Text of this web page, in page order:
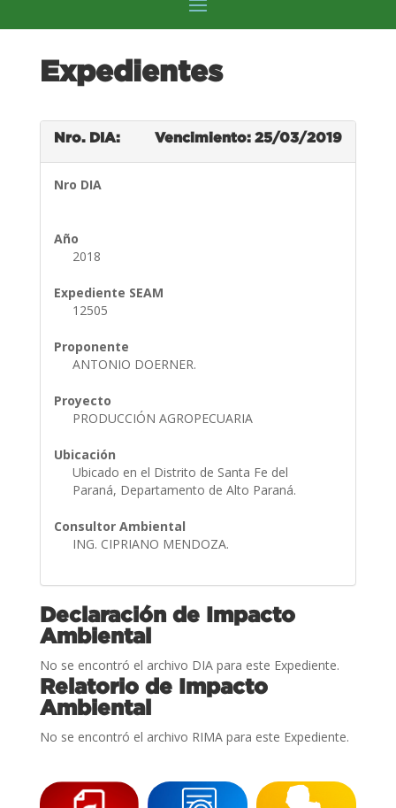
Expedientes
Nro. DIA: Vencimiento: 25/03/2019
Nro DIA
Año
2018
Expediente SEAM
12505
Proponente
ANTONIO DOERNER.
Proyecto
PRODUCCIÓN AGROPECUARIA
Ubicación
Ubicado en el Distrito de Santa Fe del
Paraná, Departamento de Alto Paraná.
Consultor Ambiental
ING. CIPRIANO MENDOZA.
Declaración de Impacto
Ambiental
No se encontró el archivo DIA para este Expediente.
Relatorio de Impacto
Ambiental
No se encontró el archivo RIMA para este Expediente.